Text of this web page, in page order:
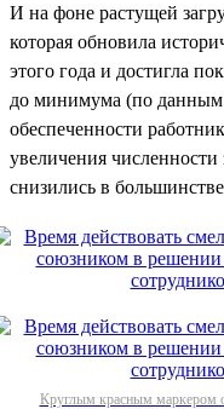
И на фоне растущей
которая обновила
этого года и достигла
до минимума (по данным
обеспеченности
увеличения численности
снизились в
Круглым красным маркером